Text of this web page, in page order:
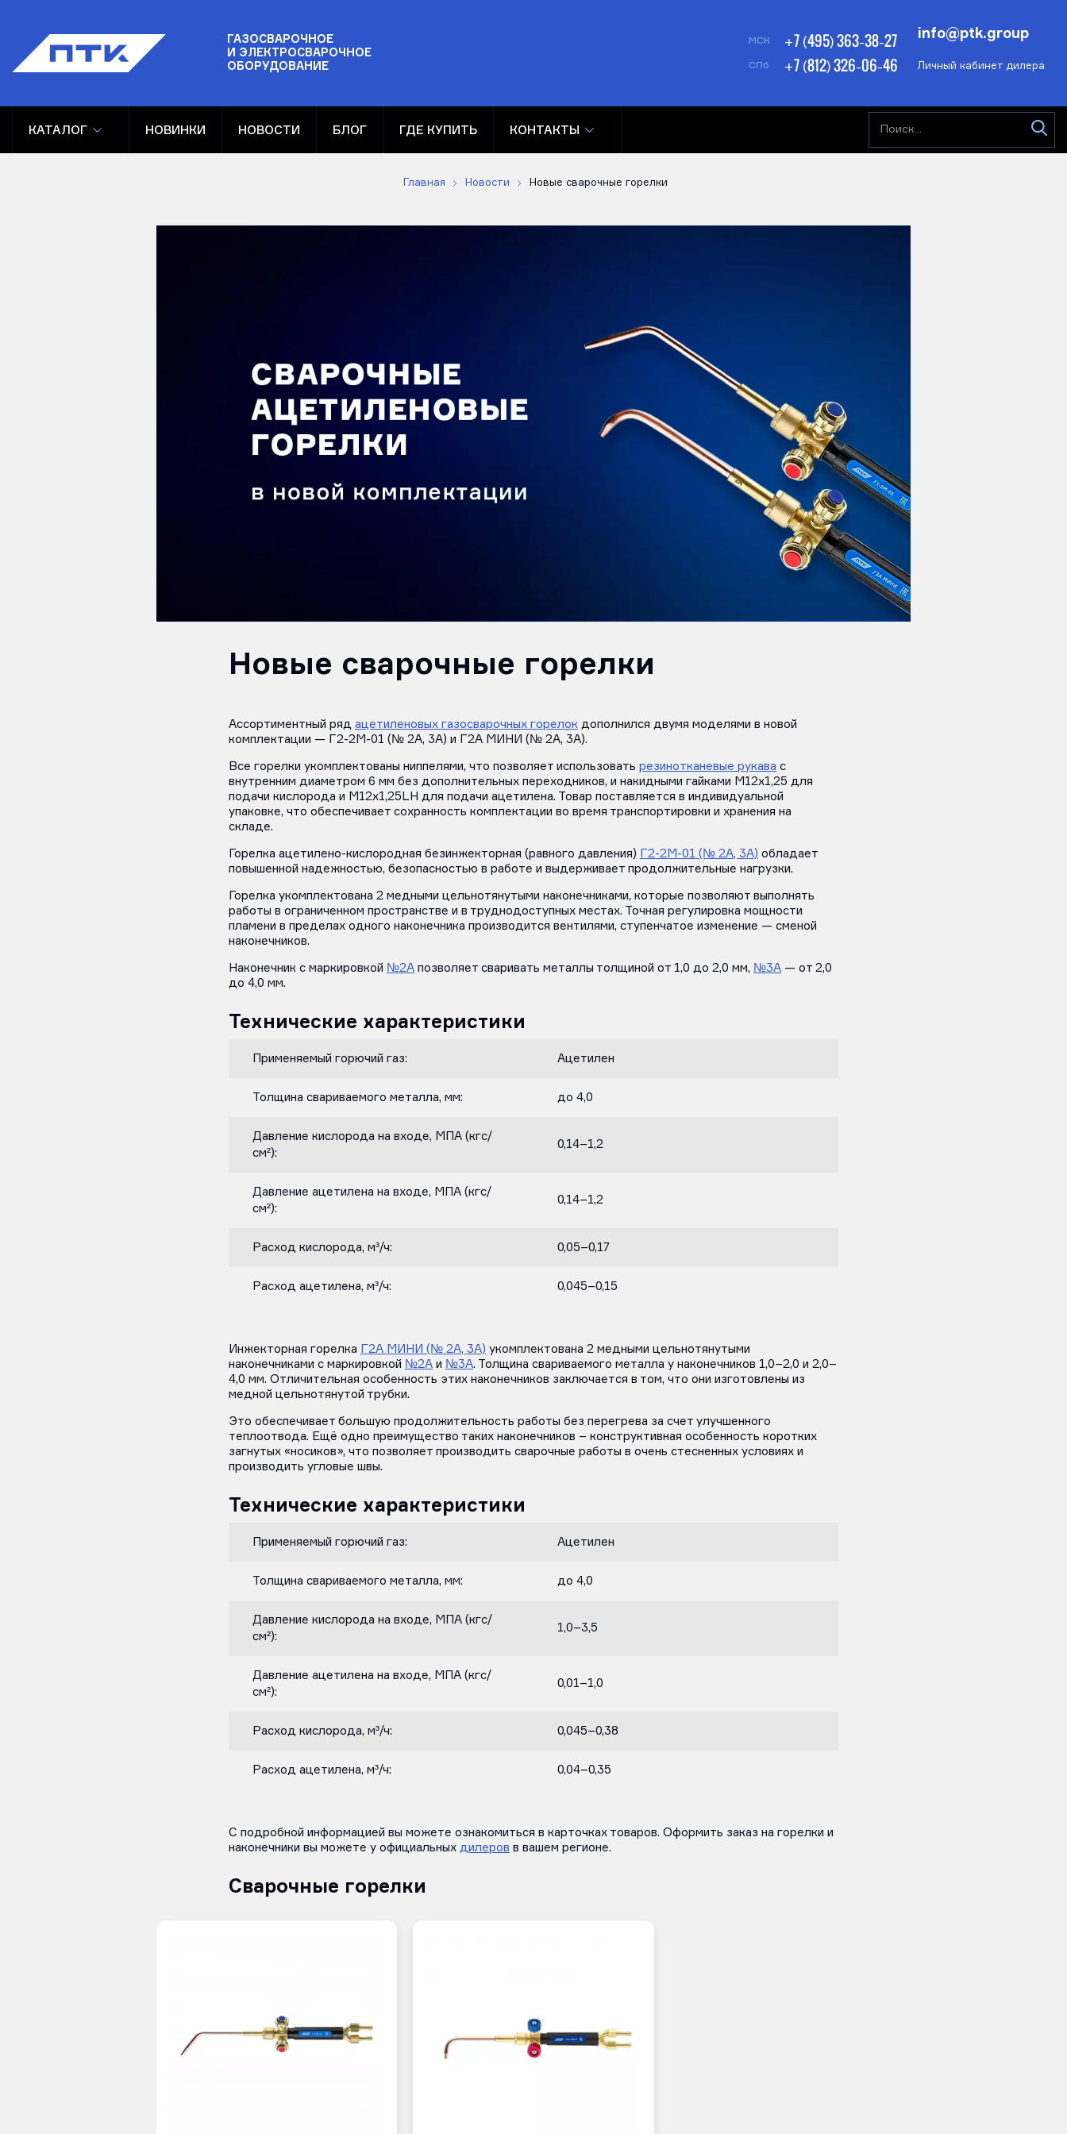
ГАЗОСВАРОЧНОЕ
И ЭЛЕКТРОСВАРОЧНОЕ
ОБОРУДОВАНИЕ
МСК +7 (495) 363-38-27
СПб +7 (812) 326-06-46 Личный кабинет дилера
info@ptk.group
КАТАЛОГ НОВИНКИ НОВОСТИ БЛОГ ГДЕ КУПИТЬ КОНТАКТЫ
Главная Новости Новые сварочные горелки
Новые сварочные горелки
Ассортиментный ряд ацетиленовых газосварочных горелок дополнился двумя моделями в новой
комплектации — Г2-2М-01 (№ 2А, 3А) и Г2А МИНИ (№ 2А, 3А).
Все горелки укомплектованы ниппелями, что позволяет использовать резинотканевые рукава с
внутренним диаметром 6 мм без дополнительных переходников, и накидными гайками M12х1,25 для
подачи кислорода и M12х1,25LH для подачи ацетилена. Товар поставляется в индивидуальной
упаковке, что обеспечивает сохранность комплектации во время транспортировки и хранения на
складе.
Горелка ацетилено-кислородная безинжекторная (равного давления) Г2-2М-01 (№ 2А, 3А) обладает
повышенной надежностью, безопасностью в работе и выдерживает продолжительные нагрузки.
Горелка укомплектована 2 медными цельнотянутыми наконечниками, которые позволяют выполнять
работы в ограниченном пространстве и в труднодоступных местах. Точная регулировка мощности
пламени в пределах одного наконечника производится вентилями, ступенчатое изменение — сменой
наконечников.
Наконечник с маркировкой №2А позволяет сваривать металлы толщиной от 1,0 до 2,0 мм, №3А — от 2,0
до 4,0 мм.
Технические характеристики
Применяемый горючий газ: Ацетилен
Толщина свариваемого металла, мм: до 4,0
Давление кислорода на входе, МПА (кгс/
см²):
0,14–1,2
Давление ацетилена на входе, МПА (кгс/
см²):
0,14–1,2
Расход кислорода, м³/ч: 0,05–0,17
Расход ацетилена, м³/ч: 0,045–0,15
Инжекторная горелка Г2А МИНИ (№ 2А, 3А) укомплектована 2 медными цельнотянутыми
наконечниками с маркировкой №2А и №3А. Толщина свариваемого металла у наконечников 1,0–2,0 и 2,0–
4,0 мм. Отличительная особенность этих наконечников заключается в том, что они изготовлены из
медной цельнотянутой трубки.
Это обеспечивает большую продолжительность работы без перегрева за счет улучшенного
теплоотвода. Ещё одно преимущество таких наконечников – конструктивная особенность коротких
загнутых «носиков», что позволяет производить сварочные работы в очень стесненных условиях и
производить угловые швы.
Технические характеристики
Применяемый горючий газ: Ацетилен
Толщина свариваемого металла, мм: до 4,0
Давление кислорода на входе, МПА (кгс/
см²):
1,0–3,5
Давление ацетилена на входе, МПА (кгс/
см²):
0,01–1,0
Расход кислорода, м³/ч: 0,045–0,38
Расход ацетилена, м³/ч: 0,04–0,35
С подробной информацией вы можете ознакомиться в карточках товаров. Оформить заказ на горелки и
наконечники вы можете у официальных дилеров в вашем регионе.
Сварочные горелки